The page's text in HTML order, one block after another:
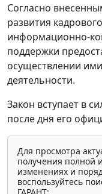
Согласно
развития
информационно-
поддержки
осуществлении
деятельности.
Закон вступает в
после дня его
Для просмотра
получения полной
изменениях и
воспользуйтесь
ГАРАНТ: